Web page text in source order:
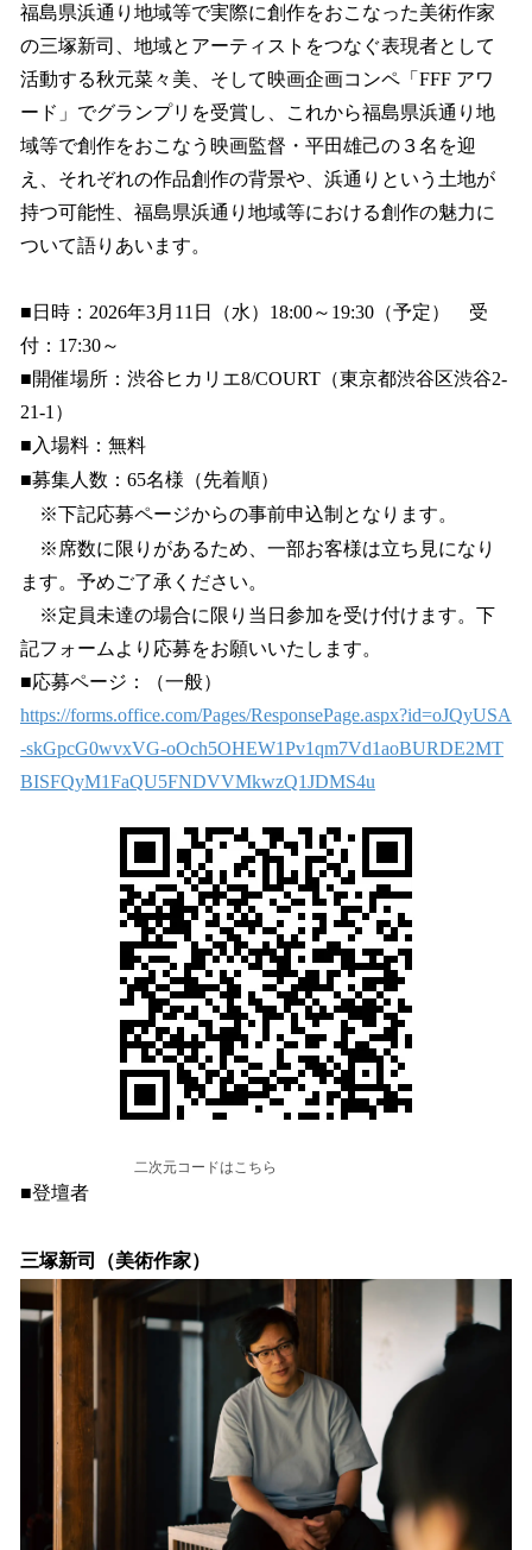
福島県浜通り地域等で実際に創作をおこなった美術作家
の三塚新司、地域とアーティストをつなぐ表現者として
活動する秋元菜々美、そして映画企画コンペ「FFF アワ
ード」でグランプリを受賞し、これから福島県浜通り地
域等で創作をおこなう映画監督・平田雄己の３名を迎
え、それぞれの作品創作の背景や、浜通りという土地が
持つ可能性、福島県浜通り地域等における創作の魅力に
ついて語りあいます。
■日時：2026年3月11日（水）18:00～19:30（予定） 受
付：17:30～
■開催場所：渋谷ヒカリエ8/COURT（東京都渋谷区渋谷2-
21-1）
■入場料：無料
■募集人数：65名様（先着順）
※下記応募ページからの事前申込制となります。
※席数に限りがあるため、一部お客様は立ち見になり
ます。予めご了承ください。
※定員未達の場合に限り当日参加を受け付けます。下
記フォームより応募をお願いいたします。
■応募ページ：（一般）
https://forms.office.com/Pages/ResponsePage.aspx?id=oJQyUSA
-skGpcG0wvxVG-oOch5OHEW1Pv1qm7Vd1aoBURDE2MT
BISFQyM1FaQU5FNDVVMkwzQ1JDMS4u
二次元コードはこちら
■登壇者
三塚新司（美術作家）